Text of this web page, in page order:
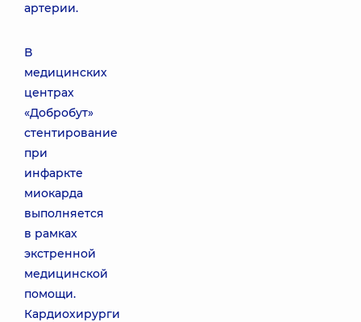
артерии.
В
медицинских
центрах
«Добробут»
стентирование
при
инфаркте
миокарда
выполняется
в рамках
экстренной
медицинской
помощи.
Кардиохирурги